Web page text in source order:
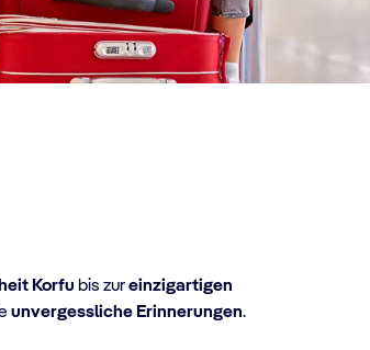
Korfu bis zureinzigartigen
unvergessliche Erinnerungen.